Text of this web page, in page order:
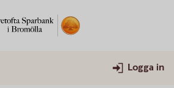
Logga in